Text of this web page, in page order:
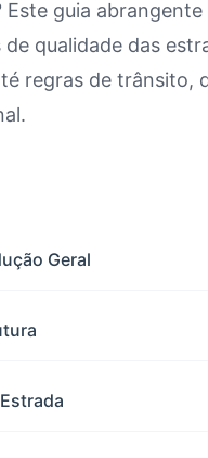
e
Este guia
qualidade das
regras de trânsito,
Geral